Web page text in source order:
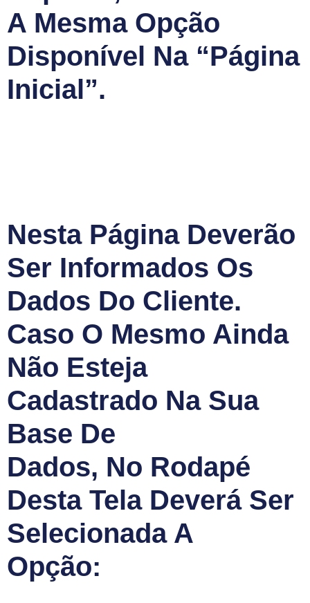
A Mesma Opção
Disponível Na “Página
Inicial”.
Nesta Página Deverão
Ser Informados Os
Dados Do Cliente.
Caso O Mesmo Ainda
Não Esteja
Cadastrado Na Sua
Base De
Dados, No Rodapé
Desta Tela Deverá Ser
Selecionada A
Opção: